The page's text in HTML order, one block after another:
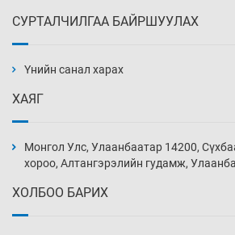
нэмэгджээ
Өчигдөр 13 цаг 30 мин
СУРТАЛЧИЛГАА БАЙРШУУЛАХ
Үнийн санал харах
ХАЯГ
Монгол Улс, Улаанбаатар 14200,
хороо, Алтангэрэлийн гудамж,
ХОЛБОО БАРИХ